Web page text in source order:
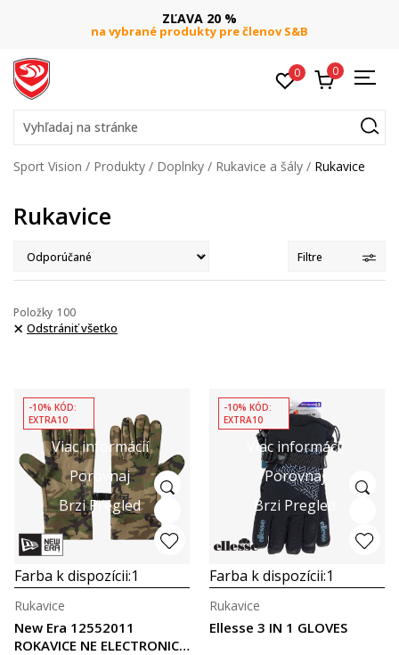
ZĽAVA 20 %
na vybrané produkty pre členov S&B
0 0
Vyhľadaj na stránke
Sport Vision Produkty Doplnky Rukavice a šály Rukavice
Rukavice
Filtre
100
Položky
Odstrániť všetko
Viac informácií
Porovnaj
Brzi Pregled
-10% KÓD:
EXTRA10
Farba k dispozícii:1
New Era 12552011
ROKAVICE NE ELECTRONIC
Rukavice
Viac informácií
Porovnaj
Brzi Pregled
-10% KÓD:
EXTRA10
Farba k dispozícii:1
Ellesse 3 IN 1 GLOVES
Rukavice